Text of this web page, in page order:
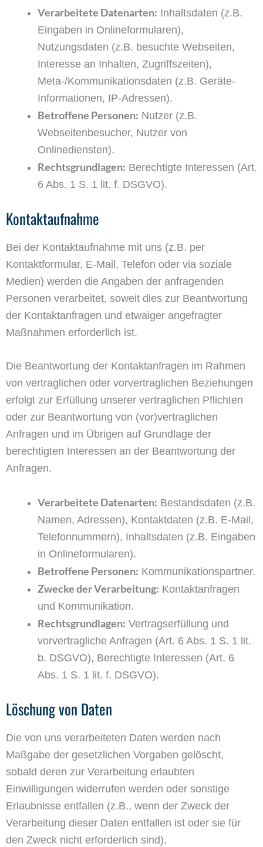
Verarbeitete Datenarten: Inhaltsdaten (z.B.
Eingaben in Onlineformularen),
Nutzungsdaten (z.B. besuchte Webseiten,
Interesse an Inhalten, Zugriffszeiten),
Meta-/Kommunikationsdaten (z.B. Geräte-
Informationen, IP-Adressen).
Betroffene Personen: Nutzer (z.B.
Webseitenbesucher, Nutzer von
Onlinediensten).
Rechtsgrundlagen: Berechtigte Interessen (Art.
6 Abs. 1 S. 1 lit. f. DSGVO).
Kontaktaufnahme
Bei der Kontaktaufnahme mit uns (z.B. per
Kontaktformular, E-Mail, Telefon oder via soziale
Medien) werden die Angaben der anfragenden
Personen verarbeitet, soweit dies zur Beantwortung
der Kontaktanfragen und etwaiger angefragter
Maßnahmen erforderlich ist.
Die Beantwortung der Kontaktanfragen im Rahmen
von vertraglichen oder vorvertraglichen Beziehungen
erfolgt zur Erfüllung unserer vertraglichen Pflichten
oder zur Beantwortung von (vor)vertraglichen
Anfragen und im Übrigen auf Grundlage der
berechtigten Interessen an der Beantwortung der
Anfragen.
Verarbeitete Datenarten: Bestandsdaten (z.B.
Namen, Adressen), Kontaktdaten (z.B. E-Mail,
Telefonnummern), Inhaltsdaten (z.B. Eingaben
in Onlineformularen).
Betroffene Personen: Kommunikationspartner.
Zwecke der Verarbeitung: Kontaktanfragen
und Kommunikation.
Rechtsgrundlagen: Vertragserfüllung und
vorvertragliche Anfragen (Art. 6 Abs. 1 S. 1 lit.
b. DSGVO), Berechtigte Interessen (Art. 6
Abs. 1 S. 1 lit. f. DSGVO).
Löschung von Daten
Die von uns verarbeiteten Daten werden nach
Maßgabe der gesetzlichen Vorgaben gelöscht,
sobald deren zur Verarbeitung erlaubten
Einwilligungen widerrufen werden oder sonstige
Erlaubnisse entfallen (z.B., wenn der Zweck der
Verarbeitung dieser Daten entfallen ist oder sie für
den Zweck nicht erforderlich sind).